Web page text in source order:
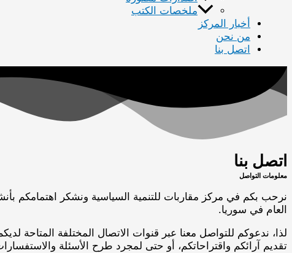
ملخصات الكتب
أخبار المركز
من نحن
اتصل بنا
اتصل بنا
معلومات التواصل
نرحب بكم في مركز مقاربات للتنمية السياسية ونشكر اهتمامكم
العام في سوريا.
لذا، ندعوكم للتواصل معنا عبر قنوات الاتصال المختلفة المتاحة
تقديم آرائكم واقتراحاتكم، أو حتى لمجرد طرح الأسئلة